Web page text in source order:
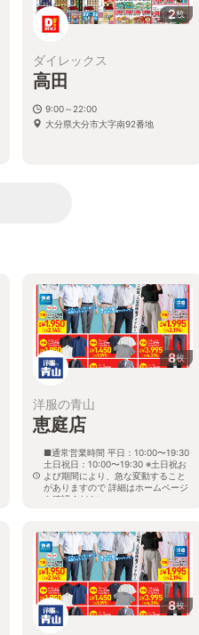
2枚
ダイレックス
高田
9:00～22:00
大分県大分市大字南92番地
8枚
洋服の青山
恵庭店
■通常営業時間 平日：10:00〜19:30
土日祝日：10:00〜19:30 ※土日祝お
よび期間により、急な変動すること
がありますので 詳細はホームページ
を確認ください
8枚